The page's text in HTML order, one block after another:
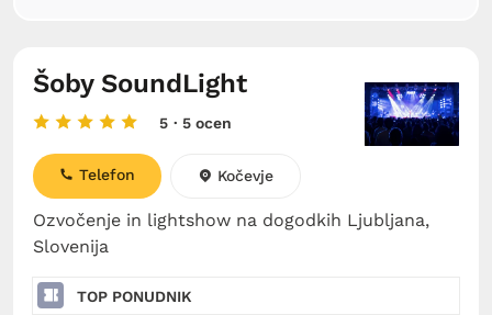
Šoby SoundLight
5 · 5 ocen
Ozvočenje in lightshow na dogodkih Ljubljana,
Slovenija
Telefon Kočevje
TOP PONUDNIK